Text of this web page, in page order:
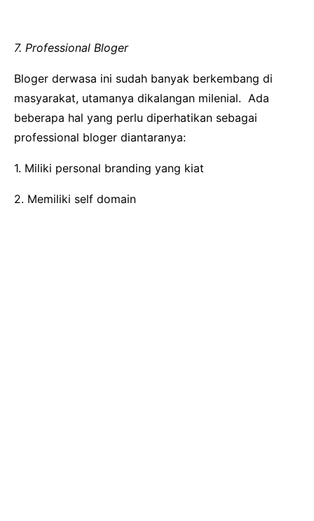
7. Professional Bloger
Bloger derwasa ini sudah banyak berkembang di
masyarakat, utamanya dikalangan milenial. Ada
beberapa hal yang perlu diperhatikan sebagai
professional bloger diantaranya:
1. Miliki personal branding yang kiat
2. Memiliki self domain